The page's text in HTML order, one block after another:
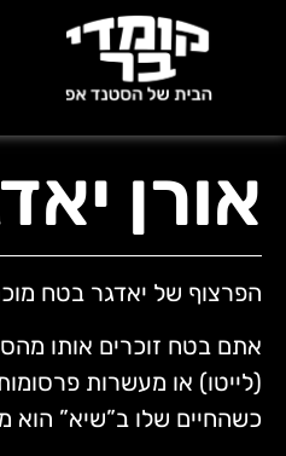
אורן
הפרצוף של יאדגר בטח
אתם בטח זוכרים אותו
(לייטו) או מעשרות
כשהחיים שלו ב”שיא”